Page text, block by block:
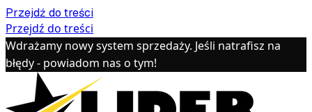
Przejdź do treści
Przejdź do treści
Wdrażamy nowy system sprzedaży. Jeśli natrafisz na
błędy - powiadom nas o tym!